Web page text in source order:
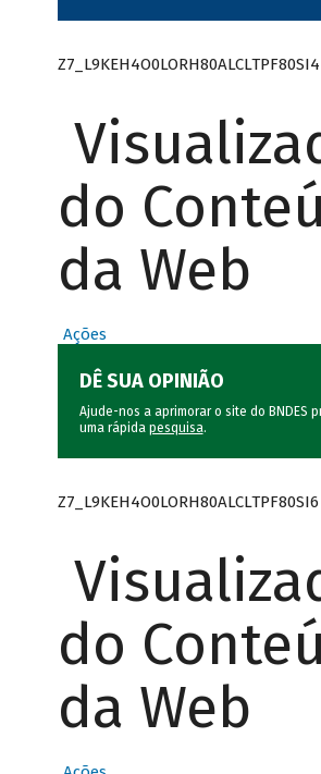
Z7_L9KEH4O0LORH80ALCLTPF80SI4
do
da Web
Ações
DÊ SUA OPINIÃO
Ajude-nos a aprimorar o site do BNDES
uma rápida pesquisa.
Z7_L9KEH4O0LORH80ALCLTPF80SI6
do
da Web